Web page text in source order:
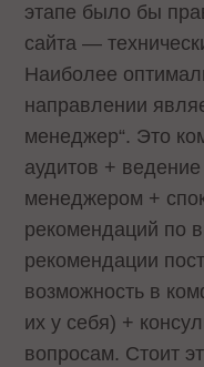
этапе было бы
сайта —
Наиболее
направлении
менеджер“. Это
аудитов +
менеджером +
рекомендаций по
рекомендации
возможность в
их у себя) +
вопросам. Стоит